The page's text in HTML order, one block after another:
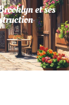
et ses